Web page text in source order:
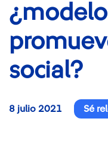
social?
8 julio 2021 Sé